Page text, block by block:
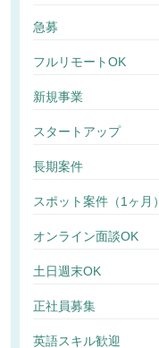
急募
フルリモートOK
新規事業
スタートアップ
長期案件
スポット案件（1ヶ月）
オンライン面談OK
土日週末OK
正社員募集
英語スキル歓迎